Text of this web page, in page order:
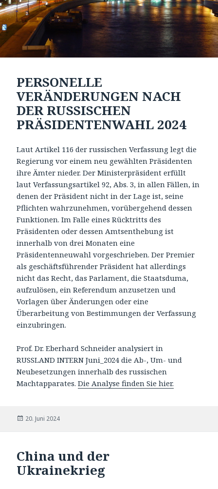
PERSONELLE
VERÄNDERUNGEN NACH
DER RUSSISCHEN
PRÄSIDENTENWAHL 2024
Laut Artikel 116 der russischen Verfassung legt die
Regierung vor einem neu gewählten Präsidenten
ihre Ämter nieder. Der Ministerpräsident erfüllt
laut Verfassungsartikel 92, Abs. 3, in allen Fällen, in
denen der Präsident nicht in der Lage ist, seine
Pflichten wahrzunehmen, vorübergehend dessen
Funktionen. Im Falle eines Rücktritts des
Präsidenten oder dessen Amtsenthebung ist
innerhalb von drei Monaten eine
Präsidentenneuwahl vorgeschrieben. Der Premier
als geschäftsführender Präsident hat allerdings
nicht das Recht, das Parlament, die Staatsduma,
aufzulösen, ein Referendum anzusetzen und
Vorlagen über Änderungen oder eine
Überarbeitung von Bestimmungen der Verfassung
einzubringen.
Prof. Dr. Eberhard Schneider analysiert in
RUSSLAND INTERN Juni_2024 die Ab-, Um- und
Neubesetzungen innerhalb des russischen
Machtapparates.Die Analyse finden Sie hier.
Veröffentlicht
20. Juni 2024
China und der
Ukrainekrieg